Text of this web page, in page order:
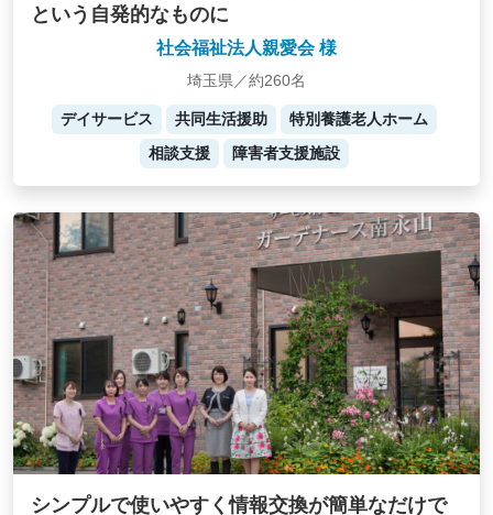
という自発的なものに
社会福祉法人親愛会 様
埼玉県／約260名
デイサービス 共同生活援助
特別養護老人ホーム
相談支援
障害者支援施設
シンプルで使いやすく情報交換が簡単なだけで